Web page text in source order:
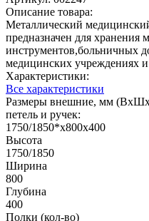
Описание товара:
Металлический
предназначен для хранения
инструментов,больничных
медицинских учреждениях и
Характеристики:
Все характеристики
Размеры внешние, мм
петель и ручек:
1750/1850*x800x400
Высота
1750/1850
Ширина
800
Глубина
400
Полки (кол-во)